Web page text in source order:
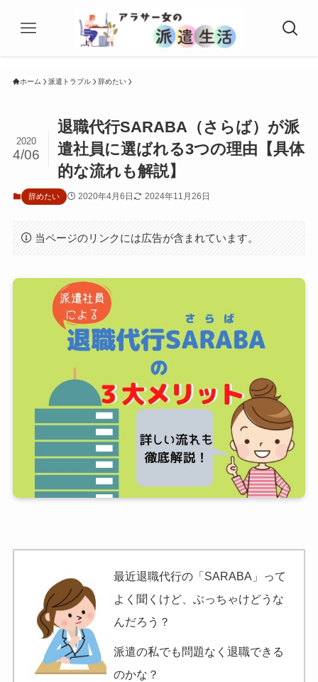
ホーム 派遣トラブル 辞めたい
退職代行SARABA（さらば）が派
遣社員に選ばれる3つの理由【具体
的な流れも解説】
2020
4/06
辞めたい 2020年4月6日 2024年11月26日
当ページのリンクには広告が含まれています。
最近退職代行の「SARABA」って
よく聞くけど、ぶっちゃけどうな
んだろう？
派遣の私でも問題なく退職できる
のかな？